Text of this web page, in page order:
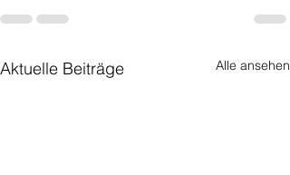
Aktuelle Beiträge Alle ansehen